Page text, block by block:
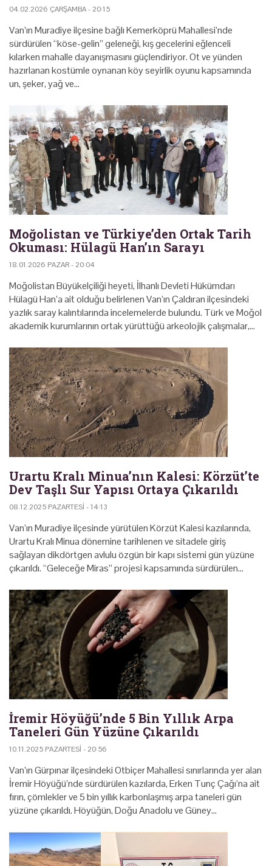
04.02.2026 ÇARŞAMBA - 20:15
Van’ın Muradiye ilçesine bağlı Kemerköprü Mahallesi’nde
sürdürülen “köse-gelin” geleneği, kış gecelerini eğlenceli
kılarken mahalle dayanışmasını güçlendiriyor. Ot ve yünden
hazırlanan kostümle oynanan köy seyirlik oyunu kapsamında
un, şeker, yağ ve…
Moğolistan ve Türkiye’den Ortak Tarih
Okuması: Hülagü Han’ın Sarayı
18.01.2026 PAZAR - 20:04
Moğolistan Büyükelçiliği heyeti, İlhanlı Devleti Hükümdarı
Hülagü Han’a ait olduğu belirlenen Van’ın Çaldıran ilçesindeki
yazlık saray kalıntılarında incelemelerde bulundu. Türk ve Moğol
akademik kurumlarının ortak yürüttüğü arkeolojik çalışmalar,…
Urartu Kralı Minua’nın Kalesi: Körzüt’te
Dev Taşlı Sur Yapısı Ortaya Çıkarıldı
08.12.2025 PAZARTESI - 14:13
Van’ın Muradiye ilçesinde yürütülen Körzüt Kalesi kazılarında,
Urartu Kralı Minua dönemine tarihlenen ve sitadele giriş
sağlayan dikdörtgen avlulu özgün bir kapı sistemi gün yüzüne
çıkarıldı. “Geleceğe Miras” projesi kapsamında sürdürülen…
İremir Höyüğü’nde 5 Bin Yıllık Arpa
Taneleri Gün Yüzüne Çıkarıldı
10.11.2025 PAZARTESI - 20:56
Van’ın Gürpınar ilçesindeki Otbiçer Mahallesi sınırlarında yer alan
İremir Höyüğü’nde sürdürülen kazılarda, Erken Tunç Çağı’na ait
fırın, çömlekler ve 5 bin yıllık karbonlaşmış arpa taneleri gün
yüzüne çıkarıldı. Höyüğün, Doğu Anadolu ve Güney…